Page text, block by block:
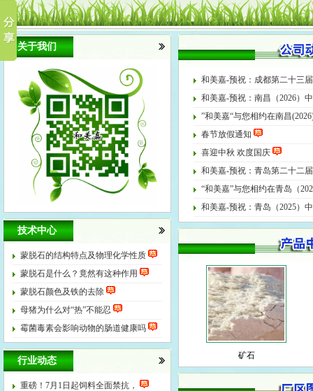
关于我们
技术中心
蒙脱石的结构特点及物理化学性质
蒙脱石是什么？竟然有这种作用
蒙脱石颜色及铁的去除
母猪为什么对“热”不能忍
霉菌毒素会影响动物的肠道健康吗
行业动态
重磅！7月1日起饲料全面禁抗，
和美嘉-预祝：成都第二十三
和美嘉-预祝：南昌（2026）
”和美嘉“与您相约在南昌
春节放假通知
喜迎中秋 欢度国庆
和美嘉-预祝：青岛第二十二
“和美嘉”与您相约在青岛（
和美嘉-预祝：青岛（2025）
矿石